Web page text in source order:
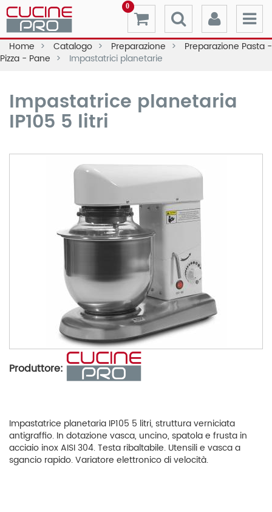
0
Home Catalogo Preparazione
Preparazione Pasta -
Pizza - Pane
Impastatrici planetarie
Impastatrice planetaria
IP105 5 litri
Produttore:
Impastatrice planetaria IP105 5 litri, struttura verniciata
antigrafﬁo. In dotazione vasca, uncino, spatola e frusta in
acciaio inox AISI 304. Testa ribaltabile. Utensili e vasca a
sgancio rapido. Variatore elettronico di velocità.